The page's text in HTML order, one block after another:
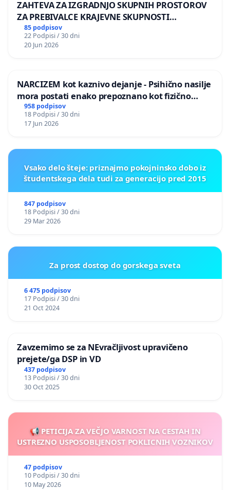
ZAHTEVA ZA IZGRADNJO SKUPNIH PROSTOROV
ZA PREBIVALCE KRAJEVNE SKUPNOSTI
PRESTRANEK
85 podpisov
22 Podpisi / 30 dni
20 Jun 2026
NARCIZEM kot kaznivo dejanje - Psihično nasilje
mora postati enako prepoznano kot fizično
nasilje
958 podpisov
18 Podpisi / 30 dni
17 Jun 2026
Vsako delo šteje: priznajmo pokojninsko dobo iz
študentskega dela tudi za generacijo pred 2015
847 podpisov
18 Podpisi / 30 dni
29 Mar 2026
Za prost dostop do gorskega sveta
6 475 podpisov
17 Podpisi / 30 dni
21 Oct 2024
Zavzemimo se za NEvračljivost upravičeno
prejete/ga DSP in VD
437 podpisov
13 Podpisi / 30 dni
30 Oct 2025
📢 PETICIJA ZA VEČJO VARNOST NA CESTAH IN
USTREZNO USPOSOBLJENOST POKLICNIH VOZNIKOV
47 podpisov
10 Podpisi / 30 dni
10 May 2026